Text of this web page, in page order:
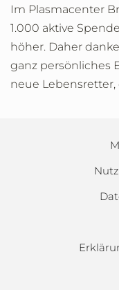
Im Plasmacenter
1.000 aktive
höher. Daher
ganz persönliches
neue